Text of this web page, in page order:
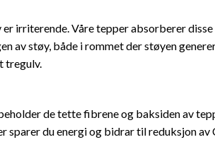
irriterende. Våre tepper absorberer
av støy, både i rommet der støyen
tregulv.
de tette fibrene og baksiden av
sparer du energi og bidrar til reduksjon